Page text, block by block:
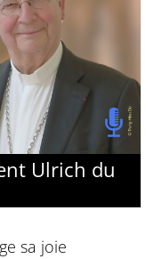
Ulrich du
sa joie